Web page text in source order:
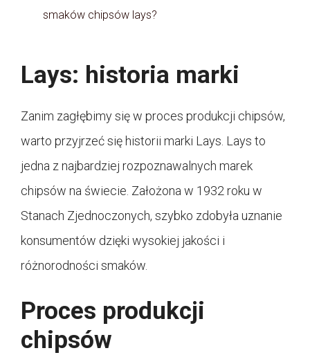
smaków chipsów lays?
Lays: historia marki
Zanim zagłębimy się w proces produkcji chipsów,
warto przyjrzeć się historii marki Lays. Lays to
jedna z najbardziej rozpoznawalnych marek
chipsów na świecie. Założona w 1932 roku w
Stanach Zjednoczonych, szybko zdobyła uznanie
konsumentów dzięki wysokiej jakości i
różnorodności smaków.
Proces produkcji
chipsów